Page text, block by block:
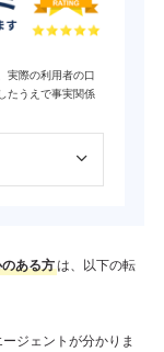
実際の利用者の口
たうえで事実関係
ある方は、以下の転
ジェントが分かりま